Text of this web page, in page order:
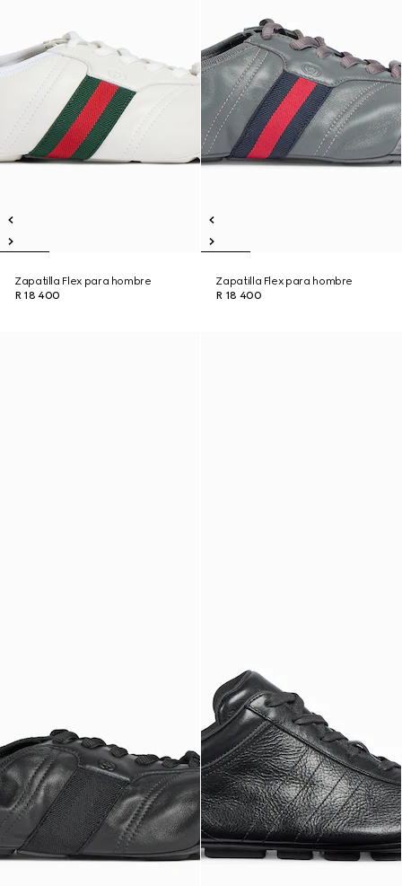
Zapatilla Flex para hombre
R 18 400
Zapatilla Flex para hombre
R 18 400